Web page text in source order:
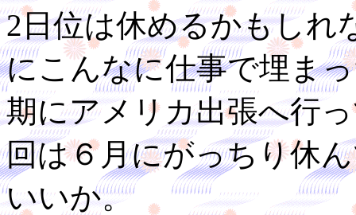
2日位は休めるかもしれ
にこんなに仕事で埋ま
期にアメリカ出張へ行
回は６月にがっちり休
いいか。